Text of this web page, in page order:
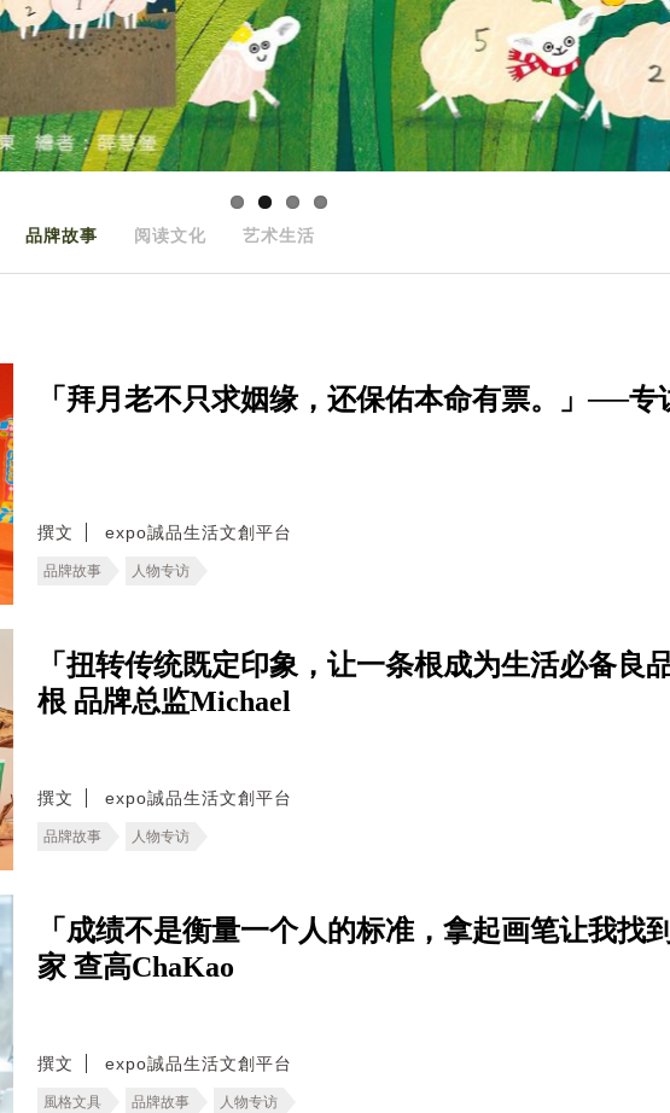
品牌故事 阅读文化 艺术生活
「拜月老不只求姻缘，还保佑本命有票。」──
撰文 expo誠品生活文創平台
品牌故事 人物专访
「扭转传统既定印象，让一条根成为生活必备
根 品牌总监Michael
撰文 expo誠品生活文創平台
品牌故事 人物专访
「成绩不是衡量一个人的标准，拿起画笔让我
家 查高ChaKao
撰文 expo誠品生活文創平台
風格文具 品牌故事 人物专访